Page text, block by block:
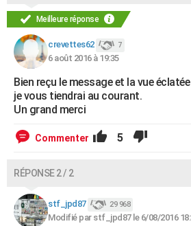
COPAINS D'AVANT
S'inscrire
Se connecter
Lycées
Collèges
Primaires
Universités
Entreprises
Service militaire
Avis de recherche
AVIS DE DÉCÈS
FORUM
Bricolage
Lifestyle
Culture
Sport
Auto
Television
Voyage
Cinema
Meilleure réponse
crevettes62 7
6 août 2016 à 19:35
Bien reçu le message et la vue
je vous tiendrai au courant.
Un grand merci
Commenter 5
RÉPONSE 2 / 2
stf_jpd87 29 968
Modifié par stf_jpd87 le 6/08/2016